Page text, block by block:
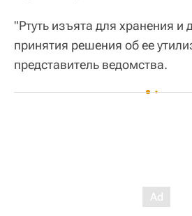
"Ртуть изъята для хранения и
принятия решения об ее
представитель ведомства.